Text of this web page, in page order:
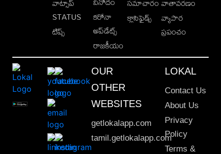
STATUS
టిప్స్
కరోనా
అప్‌డేట్స్
రాజకీయం
క్లాసిఫైడ్స్
వ్యాపార
ప్రపంచం
OUR
OTHER
WEBSITES
getlokalapp.com
tamil.getlokalapp.com
LOKAL
Contact Us
About Us
Privacy
Policy
Terms &